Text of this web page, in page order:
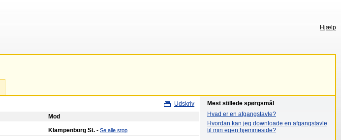
Hjælp
Udskriv
Mod
Klampenborg St. - Se alle stop
Mest stillede spørgsmål
Hvad er en afgangstavle?
Hvordan kan jeg downloade en afgangstavle
til min egen hjemmeside?